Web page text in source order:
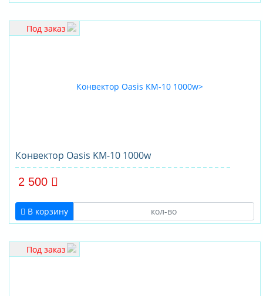
Под заказ
Конвектор Oasis KM-10 1000w
2 500
В корзину
Под заказ